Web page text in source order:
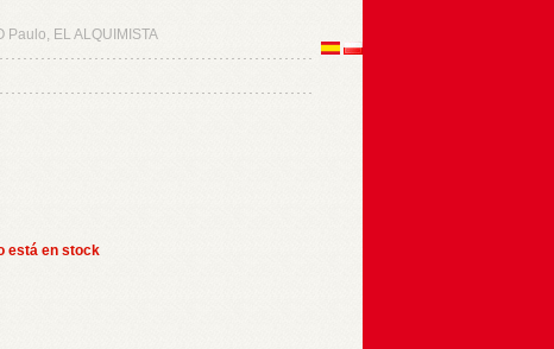
Paulo, EL ALQUIMISTA
está en stock